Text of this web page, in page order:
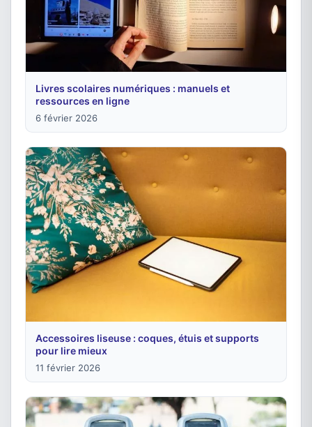
Livres scolaires numériques : manuels et
ressources en ligne
6 février 2026
Accessoires liseuse : coques, étuis et supports
pour lire mieux
11 février 2026